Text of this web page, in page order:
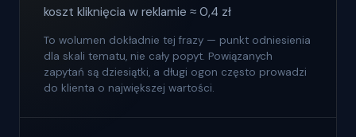
koszt kliknięcia w reklamie ≈ 0,4 zł
To wolumen dokładnie tej frazy — punkt odniesienia
dla skali tematu, nie cały popyt. Powiązanych
zapytań są dziesiątki, a długi ogon często prowadzi
do klienta o największej wartości.